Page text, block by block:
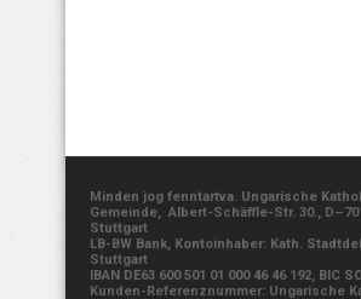
Minden jog fenntartva. Ungarische
Gemeinde, Albert-Schäffle-Str. 30.,
Stuttgart
LB-BW Bank, Kontoinhaber: Kath.
Stuttgart
IBAN DE63 600 501 01 000 46 46 192, BIC
Kunden-Referenznummer: Ungarische